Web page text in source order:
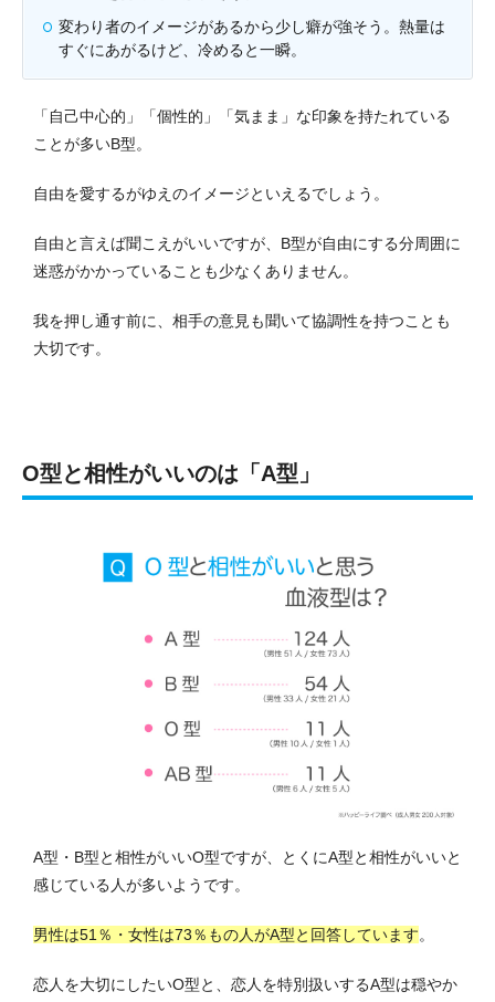
変わり者のイメージがあるから少し癖が強そう。熱量は
すぐにあがるけど、冷めると一瞬。
「自己中心的」「個性的」「気まま」な印象を持たれている
ことが多いB型。
自由を愛するがゆえのイメージといえるでしょう。
自由と言えば聞こえがいいですが、B型が自由にする分周囲に
迷惑がかかっていることも少なくありません。
我を押し通す前に、相手の意見も聞いて協調性を持つことも
大切です。
O型と相性がいいのは「A型」
A型・B型と相性がいいO型ですが、とくにA型と相性がいいと
感じている人が多いようです。
男性は51％・女性は73％もの人がA型と回答しています。
恋人を大切にしたいO型と、恋人を特別扱いするA型は穏やか